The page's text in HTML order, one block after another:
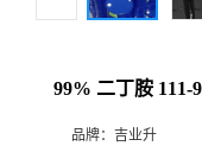
99% 二丁胺 111-
品牌： 吉业升